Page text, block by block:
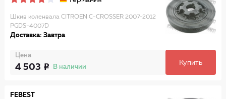
Шкив коленвала CITROEN C-CROSSER 2007-2012
PGDS-4007D
Доставка: Завтра
Цена
4 503 В наличии
Купить
FEBEST